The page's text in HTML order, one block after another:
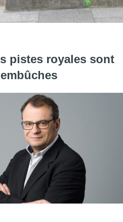
l'article "Extinction Rebellion
pistes royales sont